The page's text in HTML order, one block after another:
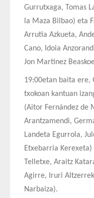
Gurrutxaga, Tomas
la Maza Bilbao) eta F
Arrutia Azkueta,
Cano, Idoia
Jon Martinez
19:00etan baita ere,
txokoan kantuan
(Aitor Fernández de
Arantzamendi,
Landeta Egurrola,
Etxebarria Kerexeta)
Telletxe, Araitz
Agirre, Iruri
Narbaiza).